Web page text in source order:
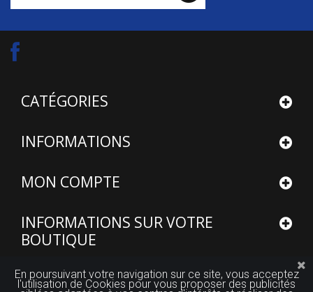
CATÉGORIES
INFORMATIONS
MON COMPTE
INFORMATIONS SUR VOTRE
BOUTIQUE
En poursuivant votre navigation sur ce site, vous acceptez
l'utilisation de Cookies pour vous proposer des publicités